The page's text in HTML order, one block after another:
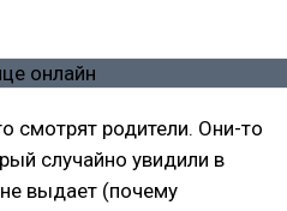
смотрят родители. Они-то
случайно увидили в
выдает (почему